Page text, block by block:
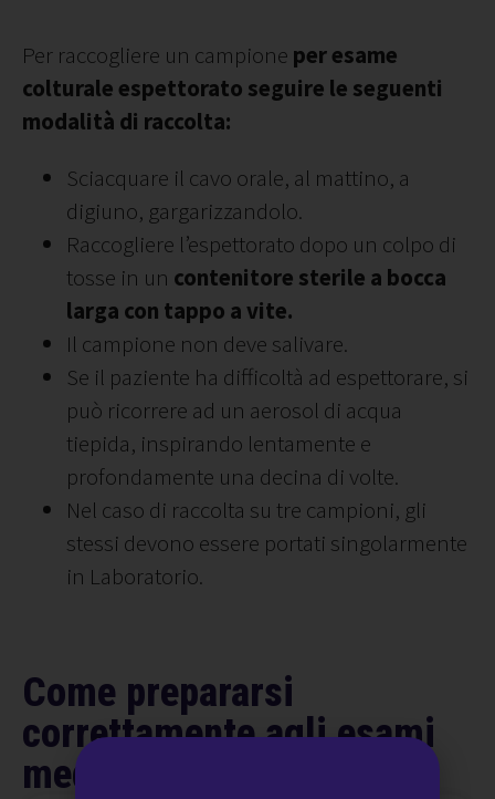
Per raccogliere un campione per esame
colturale espettorato seguire le seguenti
modalità di raccolta:
Sciacquare il cavo orale, al mattino, a
digiuno, gargarizzandolo.
Raccogliere l’espettorato dopo un colpo di
tosse in un contenitore sterile a bocca
larga con tappo a vite.
Il campione non deve salivare.
Se il paziente ha difficoltà ad espettorare, si
può ricorrere ad un aerosol di acqua
tiepida, inspirando lentamente e
profondamente una decina di volte.
Nel caso di raccolta su tre campioni, gli
stessi devono essere portati singolarmente
in Laboratorio.
Come prepararsi
correttamente agli esami
medici